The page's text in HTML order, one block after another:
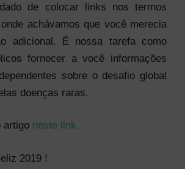
de colocar links nos termos
achávamos que você merecia
adicional. É nossa tarefa como
fornecer a você informações
sobre o desafio global
doenças raras.
artigo neste link.
2019 !